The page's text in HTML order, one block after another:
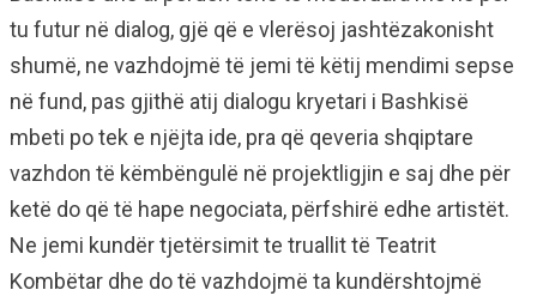
tu futur në dialog, gjë që e vlerësoj jashtëzakonisht
shumë, ne vazhdojmë të jemi të këtij mendimi sepse
në fund, pas gjithë atij dialogu kryetari i Bashkisë
mbeti po tek e njëjta ide, pra që qeveria shqiptare
vazhdon të këmbëngulë në projektligjin e saj dhe për
ketë do që të hape negociata, përfshirë edhe artistët.
Ne jemi kundër tjetërsimit te truallit të Teatrit
Kombëtar dhe do të vazhdojmë ta kundërshtojmë